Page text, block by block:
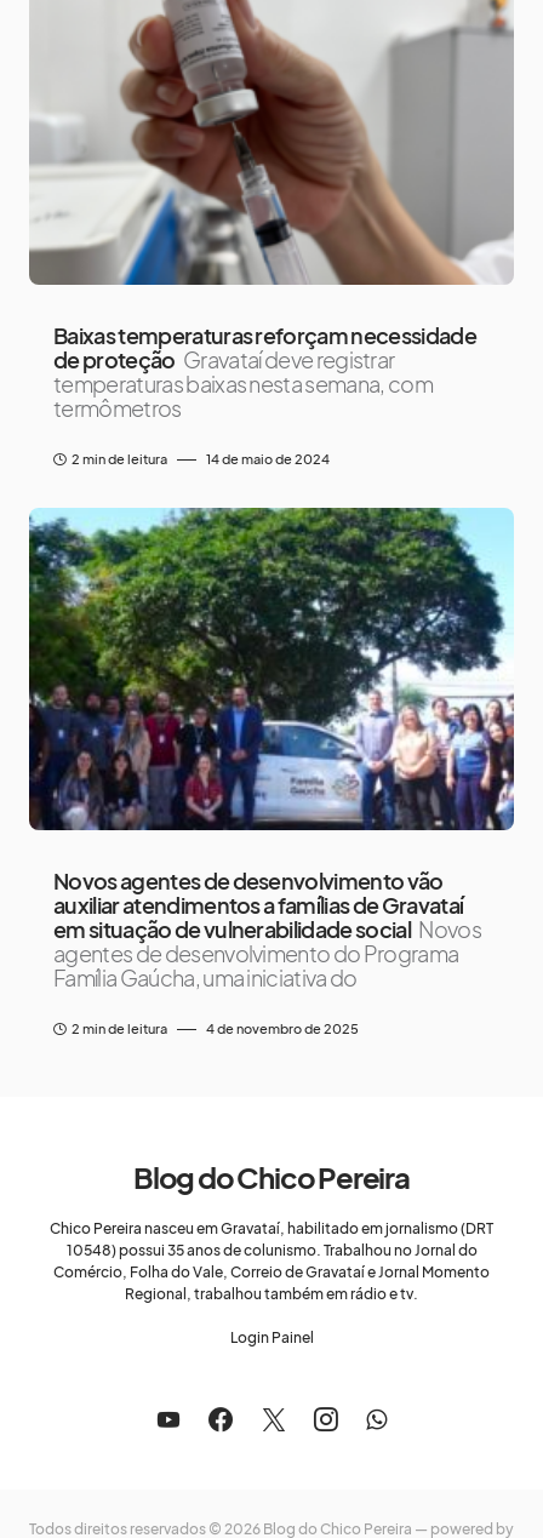
Baixas temperaturas reforçam necessidade
de proteção Gravataí deve registrar
temperaturas baixas nesta semana, com
termômetros
2 min de leitura 14 de maio de 2024
Novos agentes de desenvolvimento vão
auxiliar atendimentos a famílias de Gravataí
em situação de vulnerabilidade social Novos
agentes de desenvolvimento do Programa
Família Gaúcha, uma iniciativa do
2 min de leitura 4 de novembro de 2025
Blog do Chico Pereira
Chico Pereira nasceu em Gravataí, habilitado em jornalismo (DRT
10548) possui 35 anos de colunismo. Trabalhou no Jornal do
Comércio, Folha do Vale, Correio de Gravataí e Jornal Momento
Regional, trabalhou também em rádio e tv.
Login Painel
Todos direitos reservados © 2026 Blog do Chico Pereira — powered by